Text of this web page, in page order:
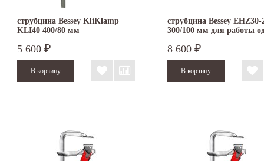
струбцина Bessey KliKlamp
KLI40 400/80 мм
5 600 ₽
струбцина Bessey
300/100 мм для работы
8 600 ₽